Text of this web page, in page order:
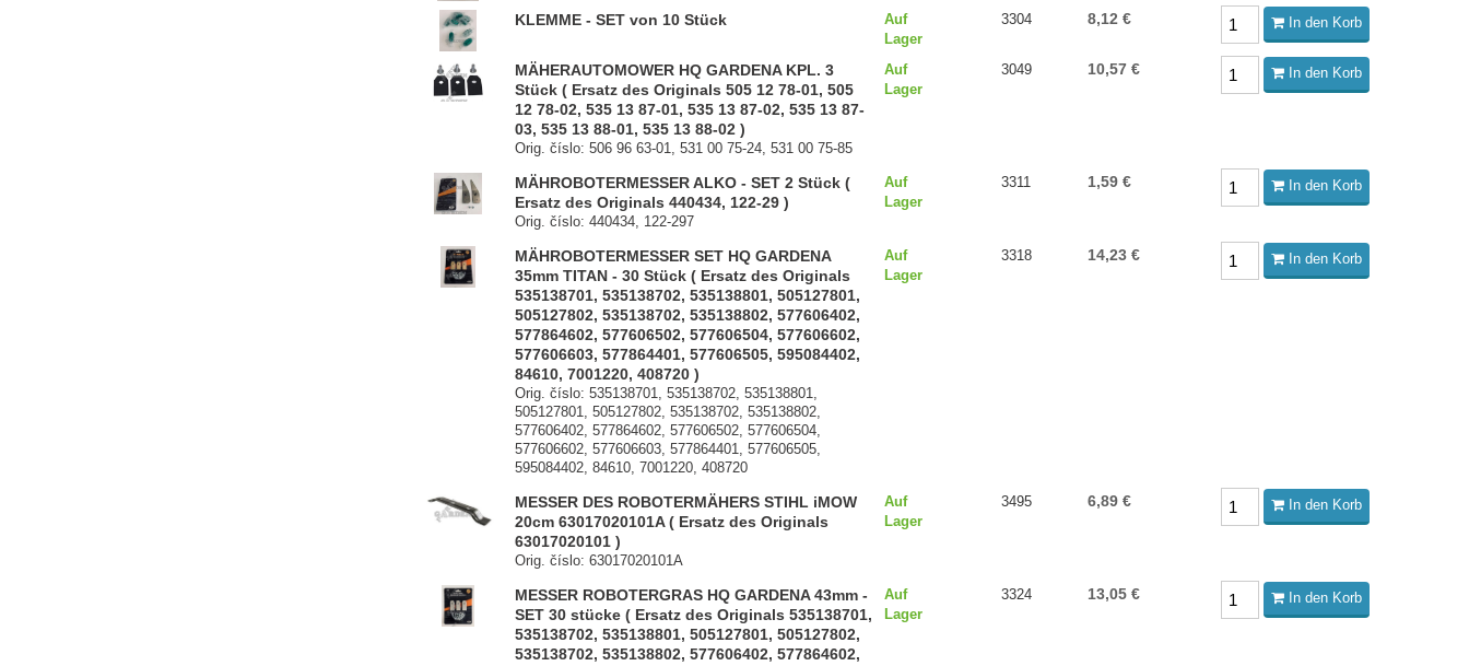
KLEMME - SET von 10 Stück
Auf
Lager
3304 8,12 € In den Korb
MÄHERAUTOMOWER HQ GARDENA KPL. 3
Stück ( Ersatz des Originals 505 12 78-01, 505
12 78-02, 535 13 87-01, 535 13 87-02, 535 13 87-
03, 535 13 88-01, 535 13 88-02 )
Orig. číslo: 506 96 63-01, 531 00 75-24, 531 00 75-85
Auf
Lager
3049 10,57 € In den Korb
MÄHROBOTERMESSER ALKO - SET 2 Stück (
Ersatz des Originals 440434, 122-29 )
Orig. číslo: 440434, 122-297
Auf
Lager
3311 1,59 € In den Korb
MÄHROBOTERMESSER SET HQ GARDENA
35mm TITAN - 30 Stück ( Ersatz des Originals
535138701, 535138702, 535138801, 505127801,
505127802, 535138702, 535138802, 577606402,
577864602, 577606502, 577606504, 577606602,
577606603, 577864401, 577606505, 595084402,
84610, 7001220, 408720 )
Orig. číslo: 535138701, 535138702, 535138801,
505127801, 505127802, 535138702, 535138802,
577606402, 577864602, 577606502, 577606504,
577606602, 577606603, 577864401, 577606505,
595084402, 84610, 7001220, 408720
Auf
Lager
3318 14,23 € In den Korb
MESSER DES ROBOTERMÄHERS STIHL iMOW
20cm 63017020101A ( Ersatz des Originals
63017020101 )
Orig. číslo: 63017020101A
Auf
Lager
3495 6,89 € In den Korb
MESSER ROBOTERGRAS HQ GARDENA 43mm -
SET 30 stücke ( Ersatz des Originals 535138701,
535138702, 535138801, 505127801, 505127802,
535138702, 535138802, 577606402, 577864602,
Auf
Lager
3324 13,05 € In den Korb